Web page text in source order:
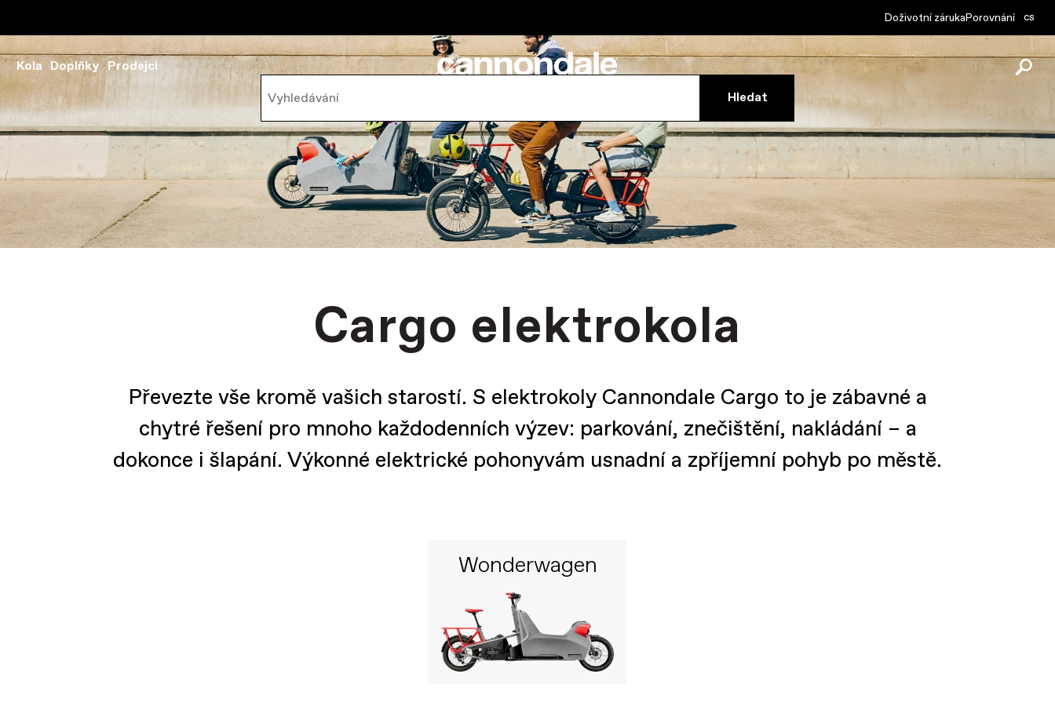
Doživotní zárukaPorovnání cs
Kola Doplňky Prodejci
Cargo elektrokola
Převezte vše kromě vašich starostí. S elektrokoly Cannondale Cargo to je zábavné a
chytré řešení pro mnoho každodenních výzev: parkování, znečištění, nakládání – a
dokonce i šlapání. Výkonné elektrické pohonyvám usnadní a zpříjemní pohyb po městě.
Wonderwagen